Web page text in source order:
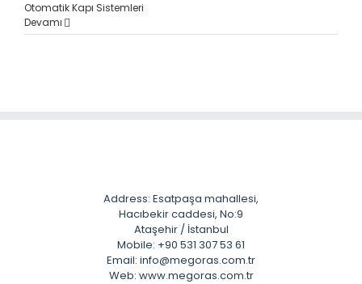
Otomatik Kapı Sistemleri
Devamı
Address: Esatpaşa mahallesi,
Hacıbekir caddesi, No:9
Ataşehir / İstanbul
Mobile: +90 531 307 53 61
Email: info@megoras.com.tr
Web: www.megoras.com.tr